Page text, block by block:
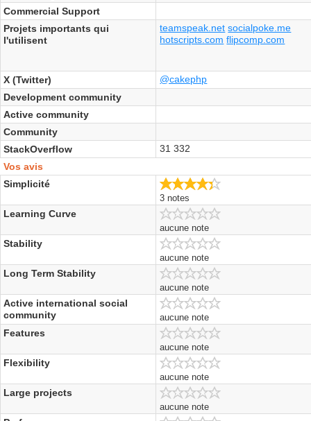
Commercial Support
Projets importants qui
l'utilisent
teamspeak.net socialpoke.me
hotscripts.com flipcomp.com
X (Twitter)
@cakephp
Development community
Active community
Community
StackOverflow
31 332
Vos avis
Simplicité
3 notes
Learning Curve
aucune note
Stability
aucune note
Long Term Stability
aucune note
Active international social
community
aucune note
Features
aucune note
Flexibility
aucune note
Large projects
aucune note